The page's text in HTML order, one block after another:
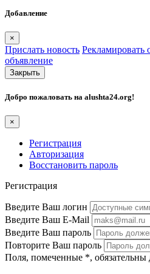
Добавление
×
Прислать новость Рекламировать
объявление
Закрыть
Добро пожаловать на alushta24.org!
×
Регистрация
Авторизация
Восстановить пароль
Регистрация
Введите Ваш логин
Введите Ваш E-Mail
Введите Ваш пароль
Повторите Ваш пароль
Поля, помеченные *, обязательны